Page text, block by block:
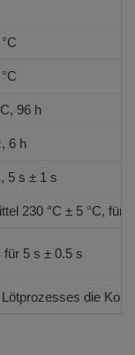
96 h
6 h
5 s ± 1 s
230 °C ± 5 °C, für
für 5 s ± 0.5 s
die